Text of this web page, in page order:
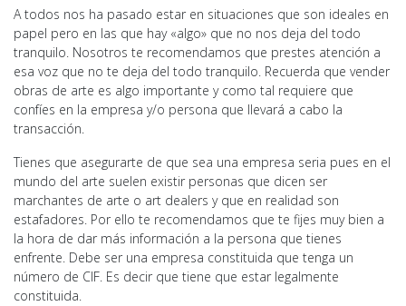
A todos nos ha pasado estar en situaciones que son ideales en
papel pero en las que hay «algo» que no nos deja del todo
tranquilo. Nosotros te recomendamos que prestes atención a
esa voz que no te deja del todo tranquilo. Recuerda que vender
obras de arte es algo importante y como tal requiere que
confíes en la empresa y/o persona que llevará a cabo la
transacción.
Tienes que asegurarte de que sea una empresa seria pues en el
mundo del arte suelen existir personas que dicen ser
marchantes de arte o art dealers y que en realidad son
estafadores. Por ello te recomendamos que te fijes muy bien a
la hora de dar más información a la persona que tienes
enfrente. Debe ser una empresa constituida que tenga un
número de CIF. Es decir que tiene que estar legalmente
constituida.